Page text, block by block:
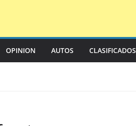
OPINION AUTOS CLASIFICADOS